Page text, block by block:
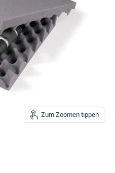
Zum Zoomen tippen